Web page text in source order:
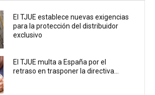
El TJUE establece nuevas exigencias
para la protección del distribuidor
exclusivo
El TJUE multa a España por el
retraso en trasponer la directiva...